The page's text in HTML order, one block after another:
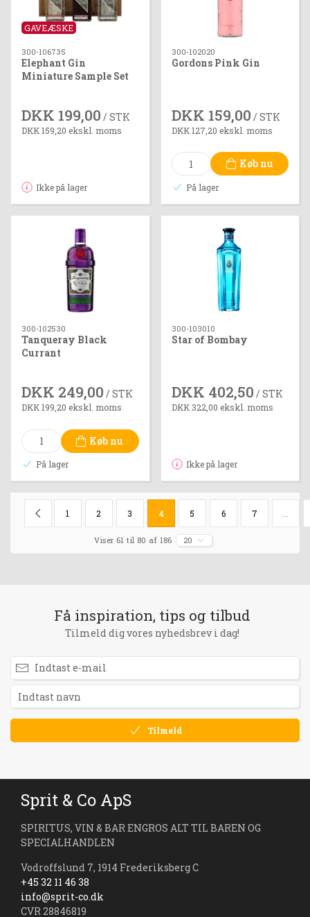
GAVEÆSKE
300-106735
Elephant Gin
Miniature Sample Set
DKK 199,00 / STK
DKK 159,20 ekskl. moms
Ikke på lager
300-102020
Gordons Pink Gin
DKK 159,00 / STK
DKK 127,20 ekskl. moms
Køb nu
På lager
300-102530
Tanqueray Black
Currant
DKK 249,00 / STK
DKK 199,20 ekskl. moms
Køb nu
På lager
300-103010
Star of Bombay
DKK 402,50 / STK
DKK 322,00 ekskl. moms
Ikke på lager
1 2 3 4 5 6 7
Viser 61 til 80 af 186 20
Få inspiration, tips og tilbud
Tilmeld dig vores nyhedsbrev i dag!
Tilmeld
Sprit & Co ApS
SPIRITUS, VIN & BAR ENGROS ALT TIL BAREN OG
SPECIALHANDLEN
Vodroffslund 7, 1914 Frederiksberg C
+45 32 11 46 38
info@sprit-co.dk
CVR 28846819